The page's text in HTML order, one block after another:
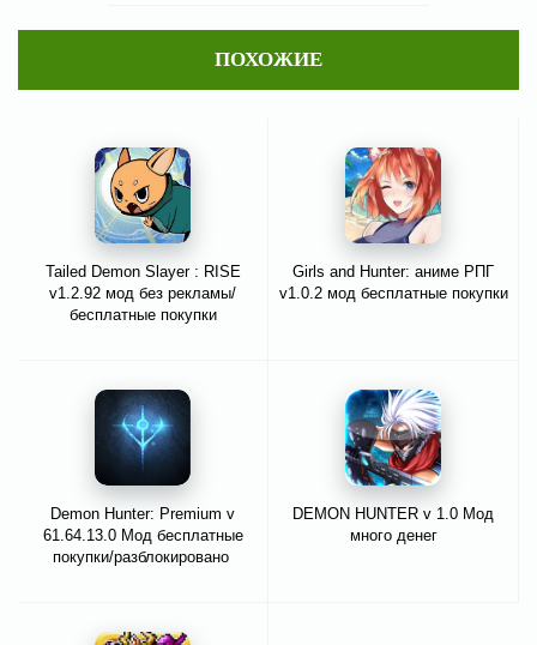
ПОХОЖИЕ
Tailed Demon Slayer : RISE
v1.2.92 мод без рекламы/
бесплатные покупки
Girls and Hunter: аниме РПГ
v1.0.2 мод бесплатные покупки
Demon Hunter: Premium v
61.64.13.0 Мод бесплатные
покупки/разблокировано
DEMON HUNTER v 1.0 Мод
много денег